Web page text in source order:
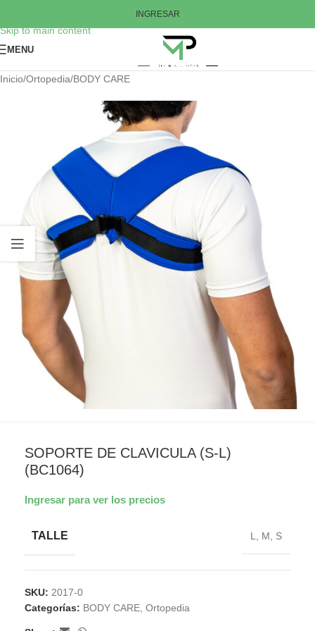
Skip to main content
INGRESAR
MENU
Inicio/Ortopedia/BODY CARE
SOPORTE DE CLAVICULA (S-L)
(BC1064)
Ingresar para ver los precios
TALLE L M S
SKU: 2017-0
Categorías: BODY CARE Ortopedia